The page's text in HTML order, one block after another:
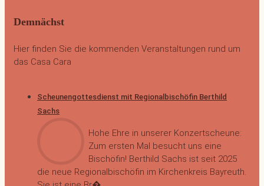
Demnächst
Hier finden Sie die kommenden Veranstaltungen rund um
das Casa Cara
Scheunengottesdienst mit Regionalbischöfin Berthild
Sachs
Hohe Ehre in unserer Konzertscheune:
Zum ersten Mal besucht uns eine
Bischöfin! Berthild Sachs ist seit 2025
die neue Regionalbischöfin im Kirchenkreis Bayreuth.